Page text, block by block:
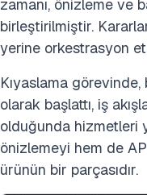
zamanı, önizleme ve
birleştirilmiştir.
yerine orkestrasyon
Kıyaslama
olarak başlattı, iş
olduğunda hizmetleri
önizlemeyi hem de
ürünün bir parçasıdır.